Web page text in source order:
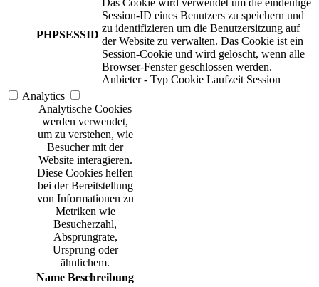
PHPSESSID
Das Cookie wird verwendet um die eindeutige
Session-ID eines Benutzers zu speichern und
zu identifizieren um die Benutzersitzung auf
der Website zu verwalten. Das Cookie ist ein
Session-Cookie und wird gelöscht, wenn alle
Browser-Fenster geschlossen werden.
Anbieter - Typ Cookie Laufzeit Session
Analytics
Analytische Cookies
werden verwendet,
um zu verstehen, wie
Besucher mit der
Website interagieren.
Diese Cookies helfen
bei der Bereitstellung
von Informationen zu
Metriken wie
Besucherzahl,
Absprungrate,
Ursprung oder
ähnlichem.
Name Beschreibung